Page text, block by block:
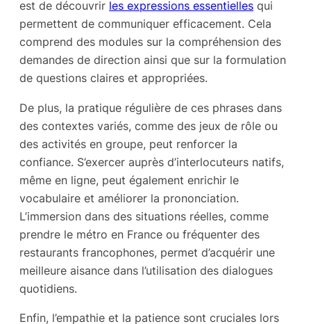
est de découvrir les expressions essentielles qui
permettent de communiquer efficacement. Cela
comprend des modules sur la compréhension des
demandes de direction ainsi que sur la formulation
de questions claires et appropriées.
De plus, la pratique régulière de ces phrases dans
des contextes variés, comme des jeux de rôle ou
des activités en groupe, peut renforcer la
confiance. S’exercer auprès d’interlocuteurs natifs,
même en ligne, peut également enrichir le
vocabulaire et améliorer la prononciation.
L’immersion dans des situations réelles, comme
prendre le métro en France ou fréquenter des
restaurants francophones, permet d’acquérir une
meilleure aisance dans l’utilisation des dialogues
quotidiens.
Enfin, l’empathie et la patience sont cruciales lors